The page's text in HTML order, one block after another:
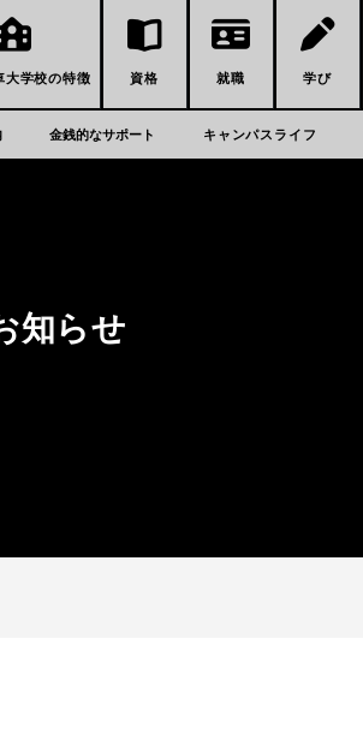
大学校の特徴 資格 就職 学び
金銭的なサポート キャンパスライフ
知らせ